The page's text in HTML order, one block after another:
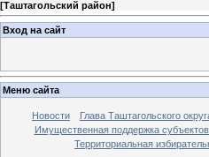
[Таштагольский район]
Вход на сайт
Меню сайта
Новости Глава Таштагольского
Имущественная поддержка
Территориальная